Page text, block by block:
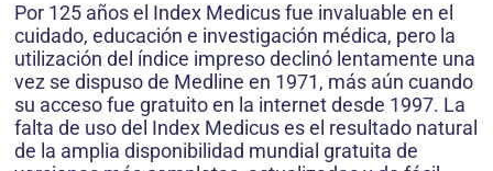
Por 125 años el Index Medicus fue invaluable en el
cuidado, educación e investigación médica, pero la
utilización del índice impreso declinó lentamente una
vez se dispuso de Medline en 1971, más aún cuando
su acceso fue gratuito en la internet desde 1997. La
falta de uso del Index Medicus es el resultado natural
de la amplia disponibilidad mundial gratuita de